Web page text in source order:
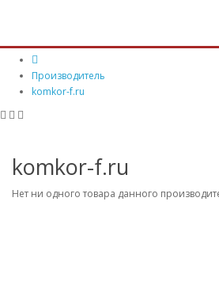
Производитель
komkor-f.ru
komkor-f.ru
Нет ни одного товара данного